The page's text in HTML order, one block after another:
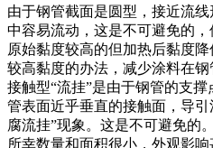
由于钢管截面是圆型，接近流
中容易流动，这是不可避免的
原始黏度较高的但加热后黏度
较高黏度的办法，减少涂料在钢
接触型“流挂”是由于钢管的支
管表面近乎垂直的接触面，导
腐流挂”现象。这是不可避免的
所幸数量和面积很小，外观影响